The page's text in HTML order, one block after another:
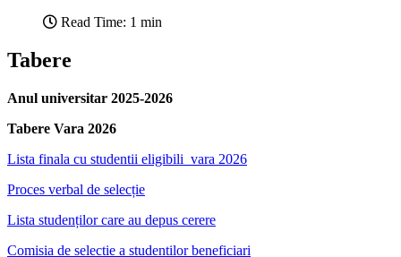
Read Time: 1 min
Tabere
Anul universitar 2025-2026
Tabere Vara 2026
Lista finala cu studentii eligibili_vara 2026
Proces verbal de selecție
Lista studenților care au depus cerere
Comisia de selectie a studentilor beneficiari